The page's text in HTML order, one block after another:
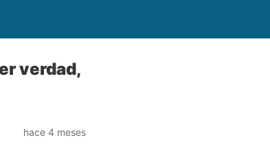
verdad,
hace 4 meses